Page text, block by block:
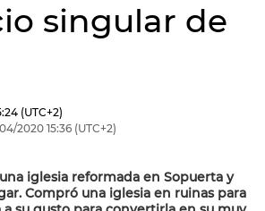
singular de
(UTC+2)
2020 15:36 (UTC+2)
iglesia reformada en Sopuerta y
Compró una iglesia en ruinas para